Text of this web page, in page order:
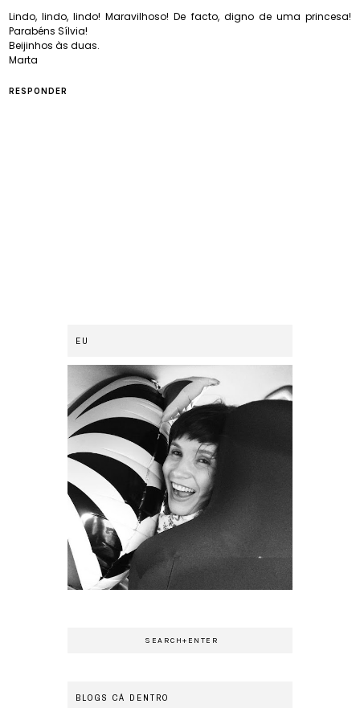
Lindo, lindo, lindo! Maravilhoso! De facto, digno de uma princesa!
Parabéns Sílvia!
Beijinhos às duas.
Marta
RESPONDER
EU
BLOGS CÁ DENTRO